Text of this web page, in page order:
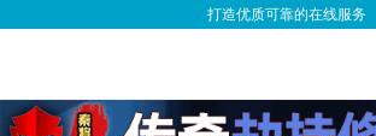
打造优质可靠的在线服务